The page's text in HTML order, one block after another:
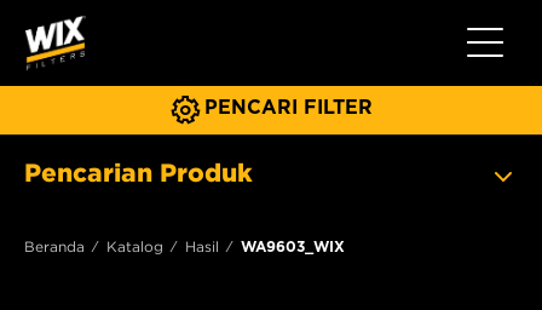
Beralih
PENCARI FILTER
Pencarian Produk
Beranda Katalog Hasil WA9603_WIX